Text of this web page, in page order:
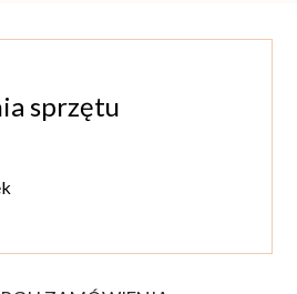
sprzętu